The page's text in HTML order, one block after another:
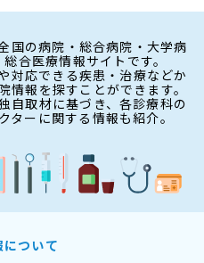
国の病院・総合病院・大学病
合医療情報サイトです。
対応できる疾患・治療などか
情報を探すことができます。
自取材に基づき、各診療科の
ーに関する情報も紹介。
ついて